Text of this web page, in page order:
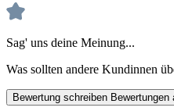
Sag' uns deine Meinung...
Was sollten andere Kundinnen
Bewertung schreiben Bewertungen